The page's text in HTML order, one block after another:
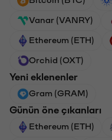
Vanar (VANRY)
Ethereum (ETH)
Orchid (OXT)
Yeni eklenenler
Gram (GRAM)
Günün öne çıkanları
Ethereum (ETH)